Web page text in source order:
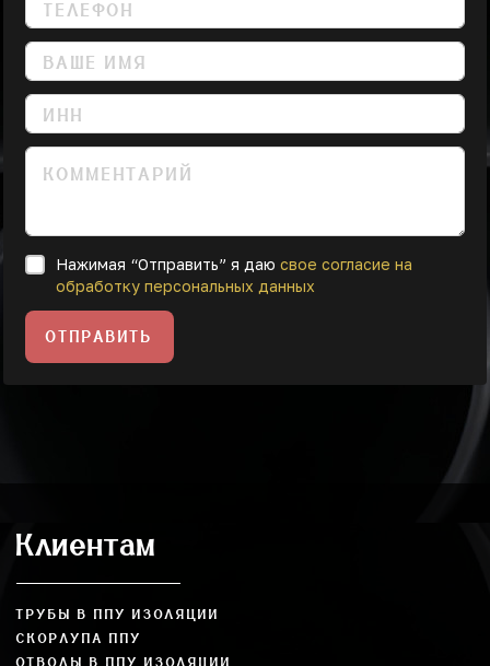
Нажимая “Отправить” я даю свое согласие на
обработку персональных данных
ОТПРАВИТЬ
Клиентам
ТРУБЫ В ППУ ИЗОЛЯЦИИ
СКОРЛУПА ППУ
ОТВОДЫ В ППУ ИЗОЛЯЦИИ